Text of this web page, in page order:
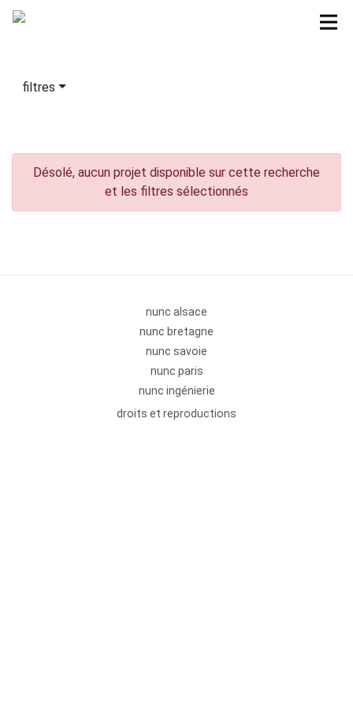
filtres
Désolé, aucun projet disponible sur cette recherche
et les filtres sélectionnés
nunc alsace
nunc bretagne
nunc savoie
nunc paris
nunc ingénierie
droits et reproductions